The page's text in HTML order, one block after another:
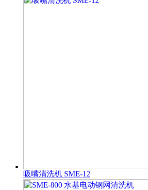
吸嘴清洗机 SME-12